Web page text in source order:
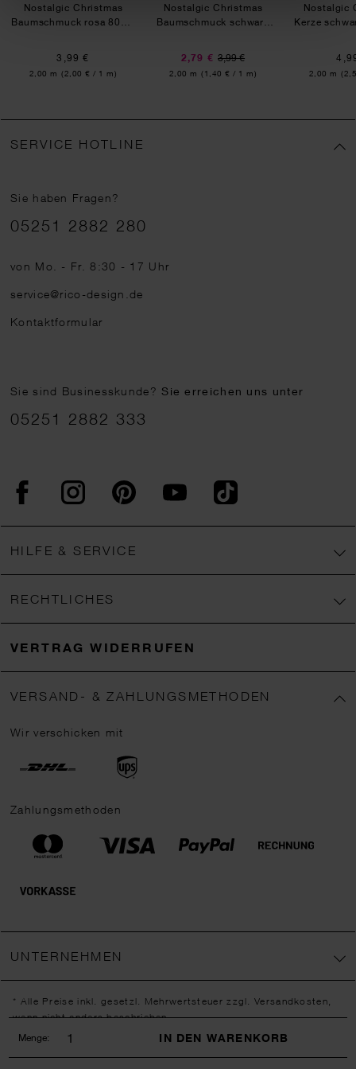
Menge: IN DEN WARENKORB
Nostalgic Christmas
Baumschmuck rosa 80cm
3,99 €
Inhalt:
2,00 m (2,00 € / 1 m)
Nostalgic Christmas
Baumschmuck schwarz
2,79 € 3,99 €
Inhalt:
2,00 m (1,40 € / 1 m)
Nostalgic
Kerze
Inhalt:
2,00 m
SERVICE HOTLINE
Sie haben Fragen?
Telefonnummer
05251 2882 280
von Mo. - Fr. 8:30 - 17 Uhr
service@rico-design.de
Kontaktformular
Sie sind Businesskunde?Sie erreichen uns unter
05251 2882 333
FacebookInstagram PinterestYouTubeTikTok
HILFE & SERVICE
RECHTLICHES
VERTRAG WIDERRUFEN
VERSAND- & ZAHLUNGSMETHODEN
Wir verschicken mit
Zahlungsmethoden
UNTERNEHMEN
* Alle Preise inkl. gesetzl. Mehrwertsteuer zzgl.Versandkosten,
wenn nicht anders beschrieben.
** Jede:r Abonnent:in erhält bei erstmaliger Anmeldung für unseren